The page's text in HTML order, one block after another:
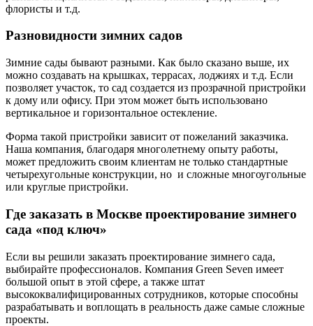
флористы и т.д.
Разновидности зимних садов
Зимние сады бывают разными. Как было сказано выше, их
можно создавать на крышках, террасах, лоджиях и т.д. Если
позволяет участок, то сад создается из прозрачной пристройки
к дому или офису. При этом может быть использовано
вертикальное и горизонтальное остекление.
Форма такой пристройки зависит от пожеланий заказчика.
Наша компания, благодаря многолетнему опыту работы,
может предложить своим клиентам не только стандартные
четырехугольные конструкции, но и сложные многоугольные
или круглые пристройки.
Где заказать в Москве проектирование зимнего
сада «под ключ»
Если вы решили заказать проектирование зимнего сада,
выбирайте профессионалов. Компания Green Seven имеет
большой опыт в этой сфере, а также штат
высококвалифицированных сотрудников, которые способны
разрабатывать и воплощать в реальность даже самые сложные
проекты.